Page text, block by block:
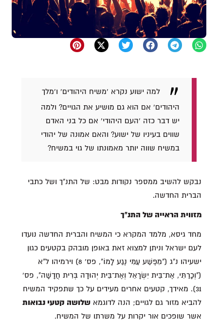
למה ישוע נקרא 'משיח היהודים' ו'מלך
היהודים' אם הוא גם מושיע את הגויים? ולמה
יש דבר כזה 'העם היהודי' אם כל בני האדם
שווים בעיניו של ישוע? והאם אמונה של יהודי
במשיח שווה יותר מאמונתו של גוי במשיח?
נבקש להשיב ממספר נקודות מבט: של התנ"ך ושל כתבי
הברית החדשה.
מזווית הראייה של התנ"ך
מחד גיסא, מלמד המקרא כי המשיח והברית החדשה נועדו
לעם ישראל וניתן למצוא זאת באופן מובהק בקטעים כגון
ישעיהו נ"ג ("מִפֶּשַׁע עַמִּי נֶגַע לָמוֹ", פס' 8) וירמיהו ל"א
("וְכָרַתִּי, אֶת־בֵּית יִשְׂרָאֵל וְאֶת־בֵּית יְהוּדָה בְּרִית חֲדָשָׁה", פס'
31). מאידך, קטעים אחרים מעידים על כך שתפקיד המשיח
להביא מזור גם לגויים; הנה לדוגמא שלושה קטעי נבואות
אשר שופכים אור יקרות על משרתו של המשיח.